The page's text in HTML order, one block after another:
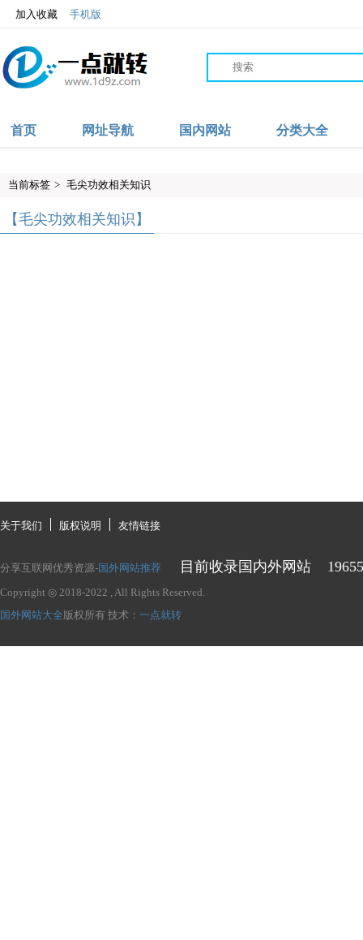
加入收藏 手机版
首页 网址导航 国内网站 分类大全
当前标签 > 毛尖功效相关知识
【毛尖功效相关知识】
关于我们 版权说明 友情链接
分享互联网优秀资源-国外网站推荐 目前收录国内外网站 19655
Copyright ◎ 2018-2022 , All Rights Reserved.
国外网站大全 版权所有 技术： 一点就转